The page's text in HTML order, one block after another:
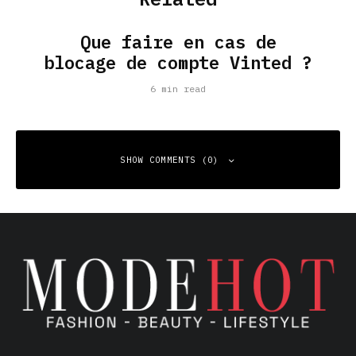
Que faire en cas de
blocage de compte Vinted ?
6 min read
SHOW COMMENTS (0)
Your email address will not be published.
Required fields
are marked *
Comment*